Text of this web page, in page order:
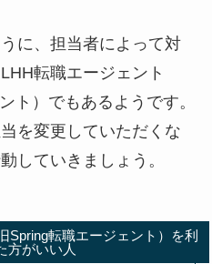
に、担当者によって対
転職エージェント
ト）でもあるようです。
を変更していただくな
していきましょう。
Spring転職エージェント）を利
方がいい人